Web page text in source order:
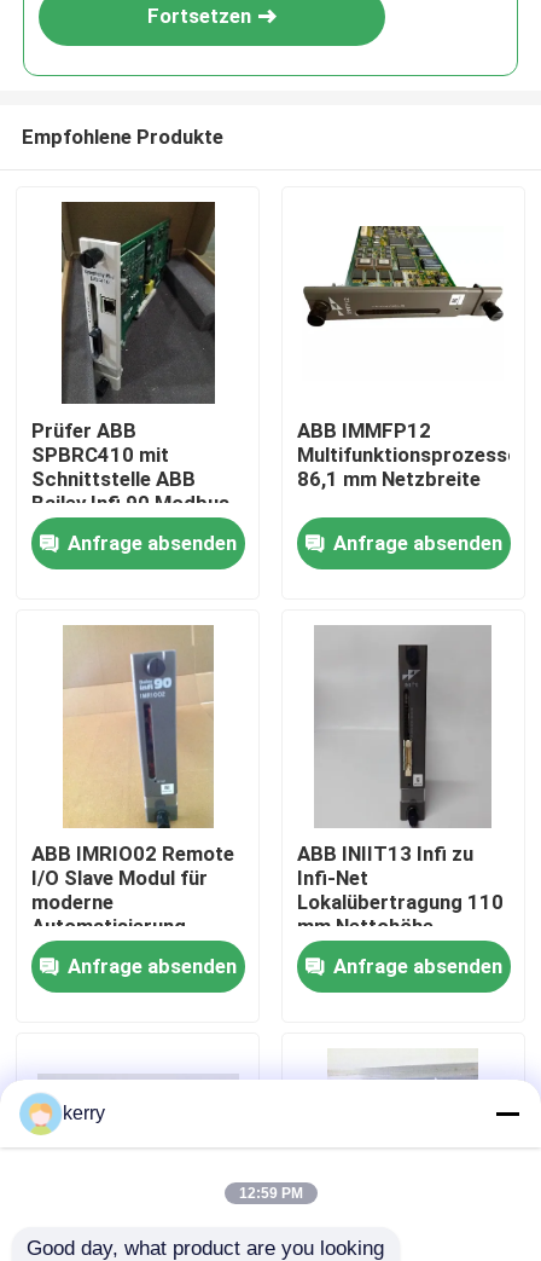
Zu Hause
Werksbesichtigung
Qualitätskontrolle
Blog
ABB 800xa
Fortsetzen
Empfohlene Produkte
Prüfer ABB
SPBRC410 mit
Schnittstelle ABB
Bailey Infi 90 Modbus
TCP
Anfrage absenden
ABB IMMFP12
Multifunktionsprozessor
86,1 mm Netzbreite
Anfrage absenden
ABB IMRIO02 Remote
I/O Slave Modul für
moderne
Automatisierung
Anfrage absenden
ABB INIIT13 Infi zu
Infi-Net
Lokalübertragung 110
mm Nettohöhe
Anfrage absenden
kerry
12:59 PM
Good day, what product are you looking